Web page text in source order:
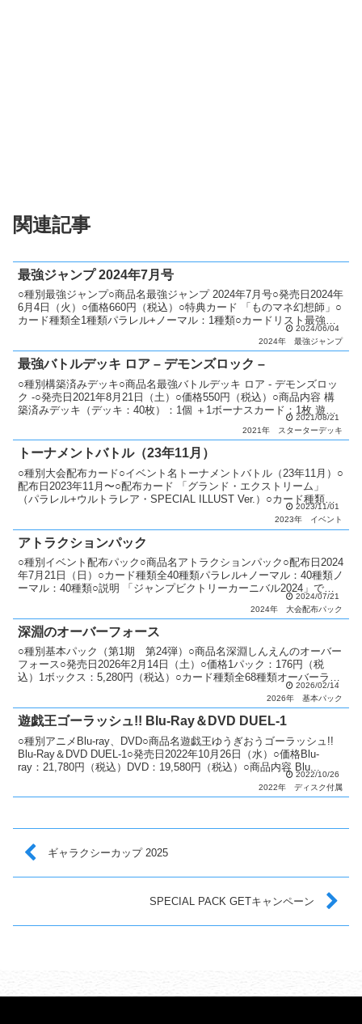
関連記事
最強ジャンプ 2024年7月号
○種別最強ジャンプ○商品名最強ジャンプ 2024年7月号○発売日2024年
6月4日（火）○価格660円（税込）○特典カード 「ものマネ幻想師」○
カード種類全1種類パラレル+ノーマル：1種類○カードリスト最強ジ
2024/06/04
2024年
最強ジャンプ
最強バトルデッキ ロア – デモンズロック –
○種別構築済みデッキ○商品名最強バトルデッキ ロア - デモンズロッ
ク -○発売日2021年8月21日（土）○価格550円（税込）○商品内容 構
築済みデッキ（デッキ：40枚）：1個 ＋1ボーナスカード：1枚 遊び
2021/08/21
2021年
スターターデッキ
トーナメントバトル（23年11月）
○種別大会配布カード○イベント名トーナメントバトル（23年11月）○
配布日2023年11月〜○配布カード 「グランド・エクストリーム」
（パラレル+ウルトラレア・SPECIAL ILLUST Ver.）○カード種類全1
2023/11/01
2023年
イベント
アトラクションパック
○種別イベント配布パック○商品名アトラクションパック○配布日2024
年7月21日（日）○カード種類全40種類パラレル+ノーマル：40種類ノ
ーマル：40種類○説明 「ジャンプビクトリーカーニバル2024」で開
2024/07/21
2024年
大会配布パック
深淵のオーバーフォース
○種別基本パック（第1期 第24弾）○商品名深淵しんえんのオーバー
フォース○発売日2026年2月14日（土）○価格1パック：176円（税
込）1ボックス：5,280円（税込）○カード種類全68種類オーバーラッ
2026/02/14
2026年
基本パック
遊戯王ゴーラッシュ!! Blu-Ray＆DVD DUEL-1
○種別アニメBlu-ray、DVD○商品名遊戯王ゆうぎおうゴーラッシュ!!
Blu-Ray＆DVD DUEL-1○発売日2022年10月26日（水）○価格Blu-
ray：21,780円（税込）DVD：19,580円（税込）○商品内容 Blu...
2022/10/26
2022年
ディスク付属
ギャラクシーカップ 2025
SPECIAL PACK GETキャンペーン